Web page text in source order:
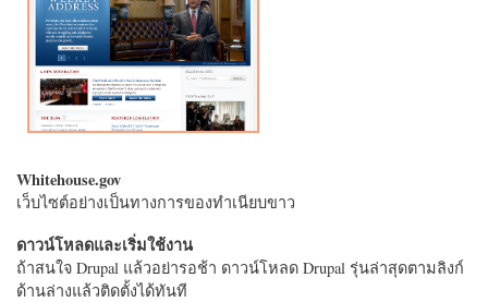
Whitehouse.gov
เว็บไซต์อย่างเป็นทางการของทำเนียบขาว
ดาวน์โหลดและเริ่มใช้งาน
ถ้าสนใจ Drupal แล้วอย่ารอช้า ดาวน์โหลด Drupal รุ่นล่าสุดตามลิงก์
ด้านล่างแล้วติดตั้งได้ทันที